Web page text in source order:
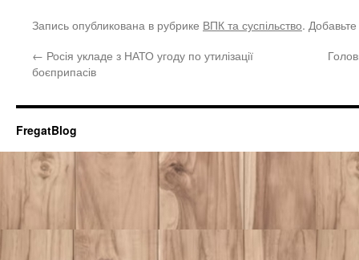
Запись опубликована в рубрике ВПК та суспільство.
← Росія укладе з НАТО угоду по утилізації
боєприпасів
FregatBlog